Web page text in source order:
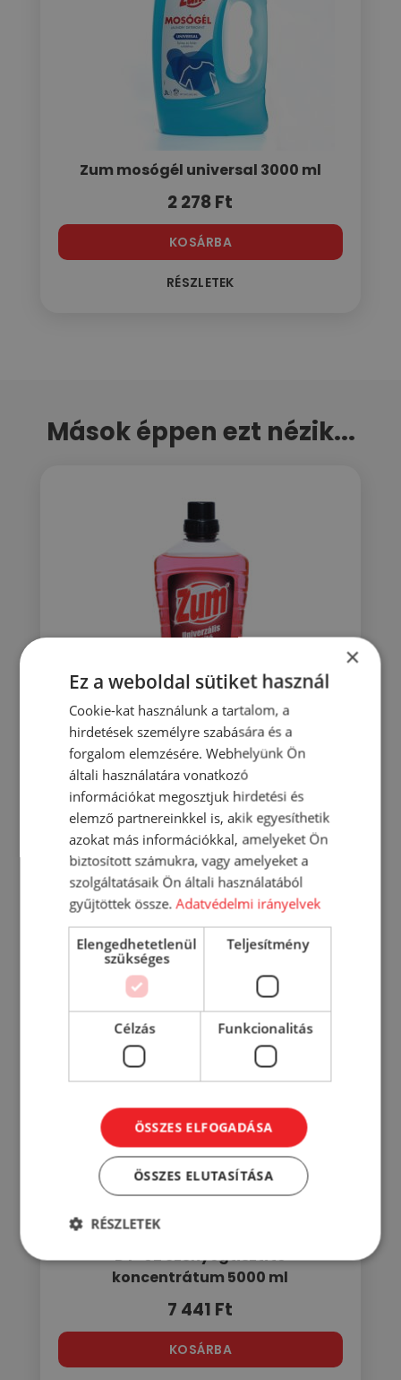
Zum mosógél universal 3000 ml
2 278Ft
KOSÁRBA
RÉSZLETEK
Mások éppen ezt nézik...
Zum univerzális tisztító citrom és
rózsa illattal 1000 ml
767 Ft
KOSÁRBA
RÉSZLETEK
DY-02 Szőnyegtisztító
koncentrátum 5000 ml
7 441 Ft
KOSÁRBA
×
Ez a weboldal sütiket használ
Cookie-kat használunk a tartalom, a
hirdetések személyre szabására és a
forgalom elemzésére. Webhelyünk Ön
általi használatára vonatkozó
információkat megosztjuk hirdetési és
elemző partnereinkkel is, akik egyesíthetik
azokat más információkkal, amelyeket Ön
biztosított számukra, vagy amelyeket a
szolgáltatásaik Ön általi használatából
gyűjtöttek össze.Adatvédelmi irányelvek
Elengedhetetlenül
szükséges
Teljesítmény
Célzás Funkcionalitás
ÖSSZES ELFOGADÁSA
ÖSSZES ELUTASÍTÁSA
RÉSZLETEK